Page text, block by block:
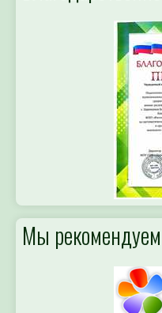
Мы рекомендуем